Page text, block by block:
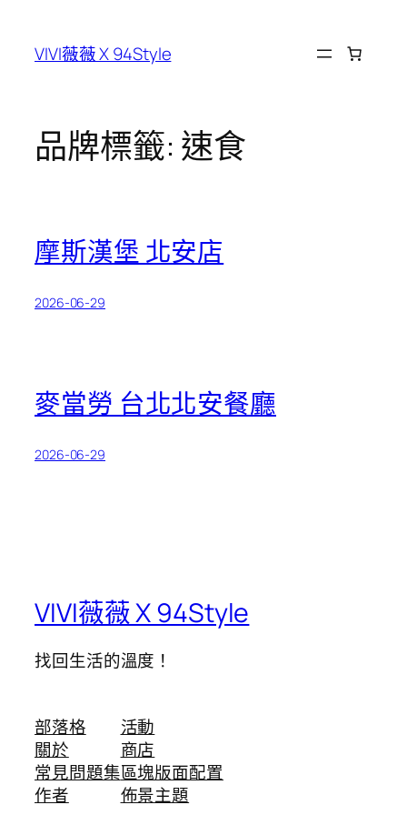
VIVI薇薇 X 94Style
品牌標籤: 速食
摩斯漢堡 北安店
2026-06-29
麥當勞 台北北安餐廳
2026-06-29
VIVI薇薇 X 94Style
找回生活的溫度！
部落格
關於
常見問題集
作者
活動
商店
區塊版面配置
佈景主題